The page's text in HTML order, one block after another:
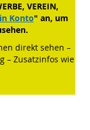
VEREIN,
Konto" an, um
direkt sehen –
– Zusatzinfos wie